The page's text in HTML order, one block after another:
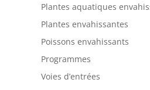
Plantes aquatiques
Plantes envahissantes
Poissons envahissants
Programmes
Voies d’entrées